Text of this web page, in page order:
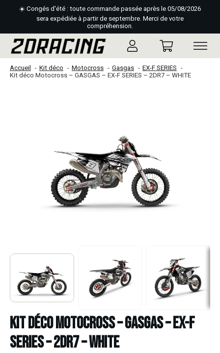
☀️ Congés d'été : toute commande passée après le 05/08/2026
sera expédiée à partir de septembre. Merci de votre
compréhension.
Accueil Kit déco Motocross Gasgas
EX-F SERIES
Kit déco Motocross – GASGAS – EX-F SERIES – 2DR7 – WHITE
Kit déco Motocross – GASGAS – EX-F
SERIES – 2DR7 – WHITE